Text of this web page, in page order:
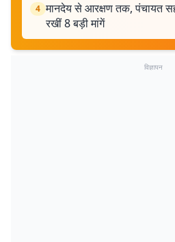
4 मानदेय से आरक्षण तक, पंचायत
रखीं 8 बड़ी मांगें
विज्ञापन